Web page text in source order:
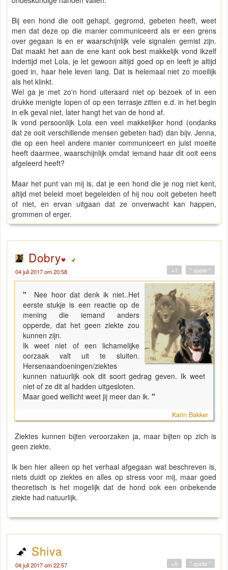
Bij een hond die ooit gehapt, gegromd, gebeten heeft, weet
men dat deze op die manier communiceerd als er een grens
over gegaan is en er waarschijnlijk vele signalen gemist zijn.
Dat maakt het aan de ene kant ook best makkelijk vond ikzelf
indertijd met Lola, je let gewoon altijd goed op en leeft je altijd
goed in, haar hele leven lang. Dat is helemaal niet zo moeilijk
als het klinkt.
Wel ga je met zo'n hond uiteraard niet op bezoek of in een
drukke menigte lopen of op een terrasje zitten e.d. in het begin
in elk geval niet, later hangt het van de hond af.
Ik vond persoonlijk Lola een veel makkelijker hond (ondanks
dat ze ooit verschillende mensen gebeten had) dan bijv. Jenna,
die op een heel andere manier communiceert en juist moeite
heeft daarmee, waarschijnlijk omdat iemand haar dit ooit eens
afgeleerd heeft?
Maar het punt van mij is, dat je een hond die je nog niet kent,
altijd met beleid moet begeleiden of hij nou ooit gebeten heeft
of niet, en ervan uitgaan dat ze onverwacht kan happen,
grommen of erger.
Dobry
04 juli 2017 om 20:58 " quote "
+1
"
Nee hoor dat denk ik niet..Het
eerste stukje is een reactie op de
mening die iemand anders
opperde, dat het geen ziekte zou
kunnen zijn.
Ik weet niet of een lichamelijke
oorzaak valt uit te sluiten.
Hersenaandoeningen/ziektes
kunnen natuurlijk ook dit soort gedrag geven. Ik weet
niet of ze dit al hadden uitgesloten.
Maar goed wellicht weet jij meer dan ik. "
Karin Bakker
Ziektes kunnen bijten veroorzaken ja, maar bijten op zich is
geen ziekte.
Ik ben hier alleen op het verhaal afgegaan wat beschreven is,
niets duidt op ziektes en alles op stress voor mij, maar goed
theoretisch is het mogelijk dat de hond ook een onbekende
ziekte had natuurlijk.
Shiva
04 juli 2017 om 22:57 " quote "
+0